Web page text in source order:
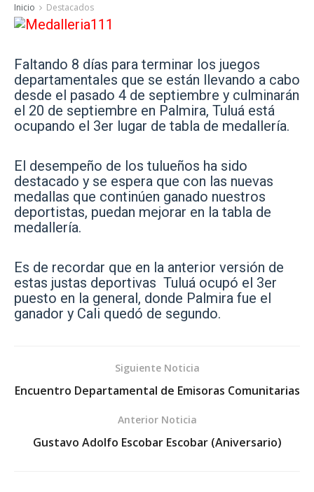
Inicio Destacados
Faltando 8 días para terminar los juegos
departamentales que se están llevando a cabo
desde el pasado 4 de septiembre y culminarán
el 20 de septiembre en Palmira, Tuluá está
ocupando el 3er lugar de tabla de medallería.
El desempeño de los tulueños ha sido
destacado y se espera que con las nuevas
medallas que continúen ganado nuestros
deportistas, puedan mejorar en la tabla de
medallería.
Es de recordar que en la anterior versión de
estas justas deportivas Tuluá ocupó el 3er
puesto en la general, donde Palmira fue el
ganador y Cali quedó de segundo.
Siguiente Noticia
Encuentro Departamental de Emisoras Comunitarias
Anterior Noticia
Gustavo Adolfo Escobar Escobar (Aniversario)